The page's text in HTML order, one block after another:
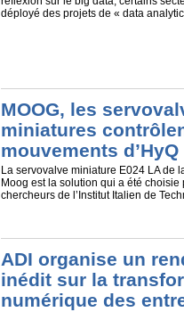
déployé des projets de « data
MOOG, les
miniatures
mouvements d’HyQ
La servovalve miniature E024 LA de
Moog est la solution qui a été choisie
chercheurs de l’Institut Italien de
ADI organise un
inédit sur la
numérique des